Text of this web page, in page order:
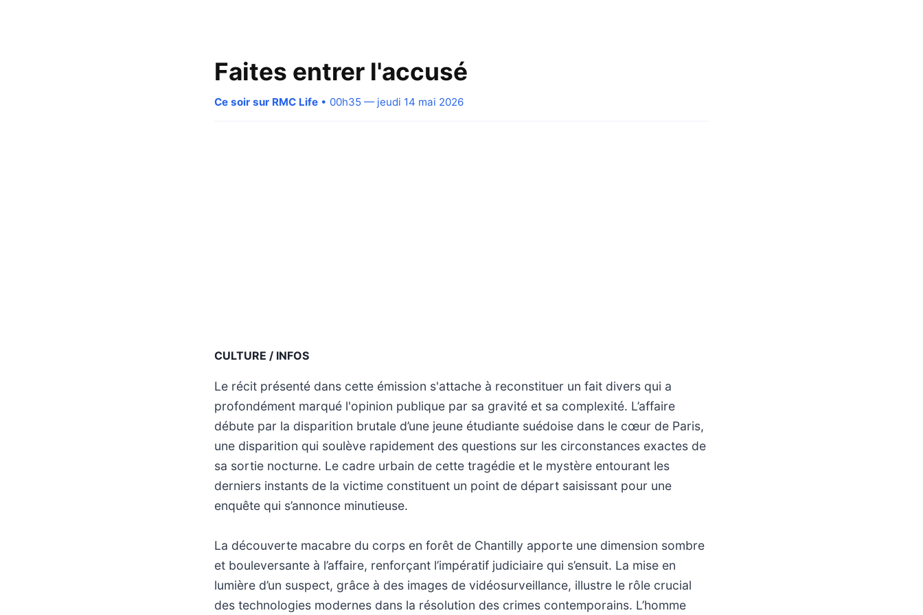
Faites entrer l'accusé
Ce soir sur RMC Life • 00h35 — jeudi 14 mai 2026
CULTURE / INFOS
Le récit présenté dans cette émission s'attache à reconstituer un fait divers qui a
profondément marqué l'opinion publique par sa gravité et sa complexité. L’affaire
débute par la disparition brutale d’une jeune étudiante suédoise dans le cœur de Paris,
une disparition qui soulève rapidement des questions sur les circonstances exactes de
sa sortie nocturne. Le cadre urbain de cette tragédie et le mystère entourant les
derniers instants de la victime constituent un point de départ saisissant pour une
enquête qui s’annonce minutieuse.
La découverte macabre du corps en forêt de Chantilly apporte une dimension sombre
et bouleversante à l’affaire, renforçant l’impératif judiciaire qui s’ensuit. La mise en
lumière d’un suspect, grâce à des images de vidéosurveillance, illustre le rôle crucial
des technologies modernes dans la résolution des crimes contemporains. L’homme